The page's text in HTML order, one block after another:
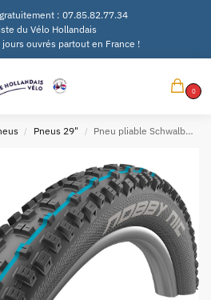
: 07.85.82.77.34
du Vélo Hollandais
jours ouvrés partout en France !
0
/ Pneus 29" / Pneu pliable Schwalbe Nobby Nic Evo Addix SpeedGrip 29 x 2.60″ / 65-622 mm – noir